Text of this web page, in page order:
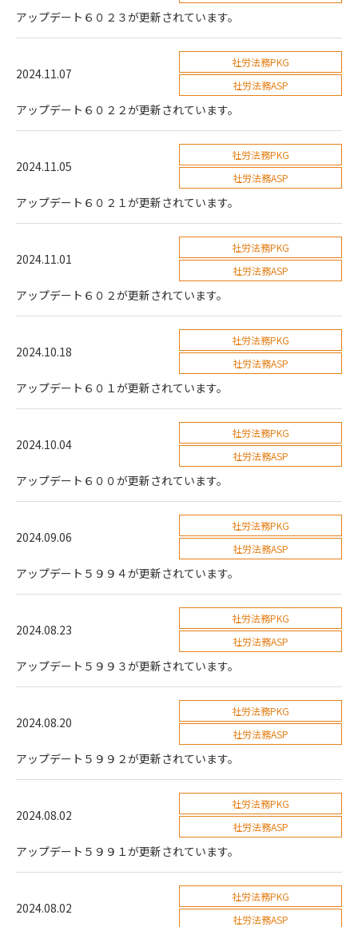
アップデート６０２３が更新されています。
2024.11.07
社労法務PKG
社労法務ASP
アップデート６０２２が更新されています。
2024.11.05
社労法務PKG
社労法務ASP
アップデート６０２１が更新されています。
2024.11.01
社労法務PKG
社労法務ASP
アップデート６０２が更新されています。
2024.10.18
社労法務PKG
社労法務ASP
アップデート６０１が更新されています。
2024.10.04
社労法務PKG
社労法務ASP
アップデート６００が更新されています。
2024.09.06
社労法務PKG
社労法務ASP
アップデート５９９４が更新されています。
2024.08.23
社労法務PKG
社労法務ASP
アップデート５９９３が更新されています。
2024.08.20
社労法務PKG
社労法務ASP
アップデート５９９２が更新されています。
2024.08.02
社労法務PKG
社労法務ASP
アップデート５９９１が更新されています。
2024.08.02
社労法務PKG
社労法務ASP